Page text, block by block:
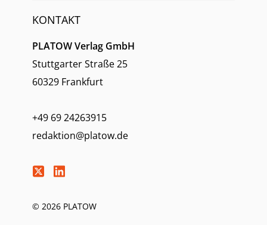
KONTAKT
PLATOW Verlag GmbH
Stuttgarter Straße 25
60329 Frankfurt
+49 69 24263915
redaktion@platow.de
© 2026 PLATOW